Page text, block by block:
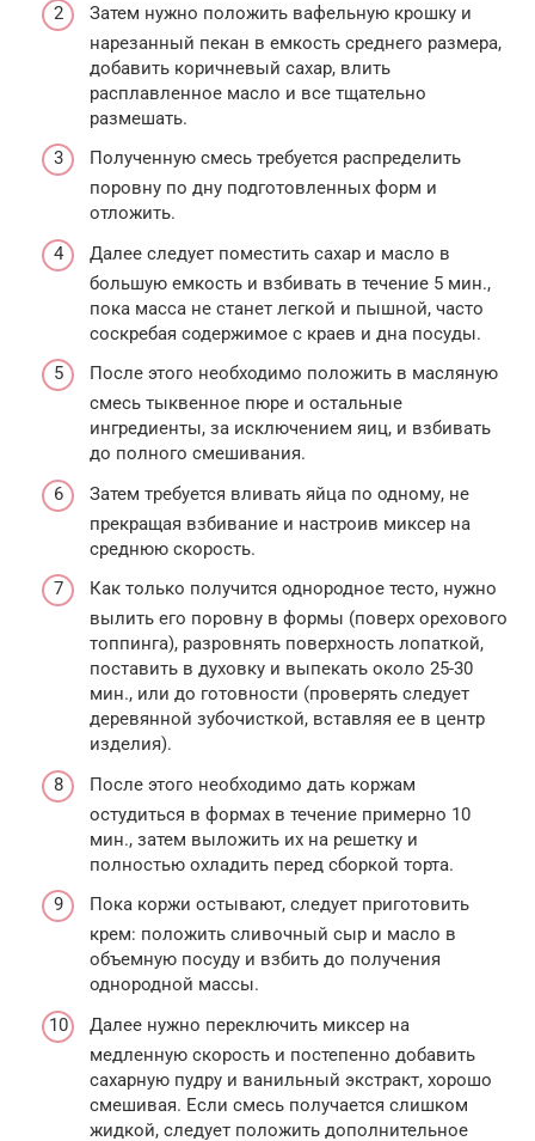
Затем нужно положить вафельную крошку и
нарезанный пекан в емкость среднего размера,
добавить коричневый сахар, влить
расплавленное масло и все тщательно
размешать.
Полученную смесь требуется распределить
поровну по дну подготовленных форм и
отложить.
Далее следует поместить сахар и масло в
большую емкость и взбивать в течение 5 мин.,
пока масса не станет легкой и пышной, часто
соскребая содержимое с краев и дна посуды.
После этого необходимо положить в масляную
смесь тыквенное пюре и остальные
ингредиенты, за исключением яиц, и взбивать
до полного смешивания.
Затем требуется вливать яйца по одному, не
прекращая взбивание и настроив миксер на
среднюю скорость.
Как только получится однородное тесто, нужно
вылить его поровну в формы (поверх орехового
топпинга), разровнять поверхность лопаткой,
поставить в духовку и выпекать около 25-30
мин., или до готовности (проверять следует
деревянной зубочисткой, вставляя ее в центр
изделия).
После этого необходимо дать коржам
остудиться в формах в течение примерно 10
мин., затем выложить их на решетку и
полностью охладить перед сборкой торта.
Пока коржи остывают, следует приготовить
крем: положить сливочный сыр и масло в
объемную посуду и взбить до получения
однородной массы.
Далее нужно переключить миксер на
медленную скорость и постепенно добавить
сахарную пудру и ванильный экстракт, хорошо
смешивая. Если смесь получается слишком
жидкой, следует положить дополнительное